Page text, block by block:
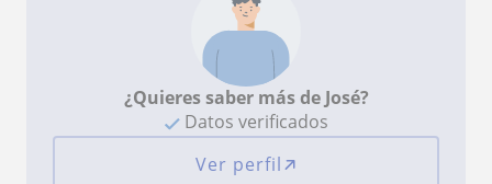
¿Quieres saber más de José?
Datos verificados
Ver perfil